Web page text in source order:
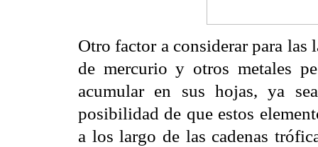
Otro factor a considerar para las
de mercurio y otros metales
acumular en sus hojas, ya
posibilidad de que estos
a los largo de las cadenas